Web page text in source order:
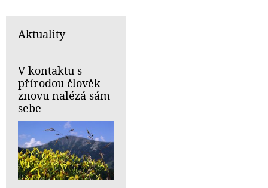
Aktuality
V kontaktu s
přírodou člověk
znovu nalézá sám
sebe